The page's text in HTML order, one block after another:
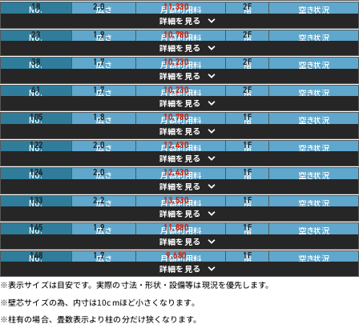
18 2.0畳 11,330円 2F ご利用中
23 1.9畳 10,780円 2F ご利用中
38 1.7畳 10,230円 2F ご利用中
41 1.7畳 10,230円 2F ご利用中
105 1.8畳 10,780円 1F ご利用中
122 2.0畳 12,430円 1F ご利用中
124 2.0畳 12,430円 1F ご利用中
133 2.2畳 13,530円 1F ご利用中
145 1.9畳 11,880円 1F ご利用中
148 1.7畳 9,680円 1F ご利用中
※表示サイズは目安です。実際の寸法・形状・設備等は現況を優先します。
※壁芯サイズの為、内寸は10cmほど小さくなります。
※柱有の場合、畳数表示より柱の分だけ狭くなります。